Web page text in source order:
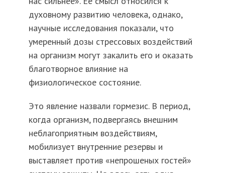
духовному развитию человека, однако,
научные исследования показали, что
умеренный дозы стрессовых воздействий
на организм могут закалить его и оказать
благотворное влияние на
физиологическое состояние.
Это явление назвали гормезис. В период,
когда организм, подвергаясь внешним
неблагоприятным воздействиям,
мобилизует внутренние резервы и
выставляет против «непрошеных гостей»